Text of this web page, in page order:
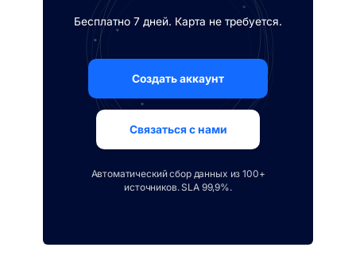
Бесплатно 7 дней. Карта не требуется.
Создать аккаунт
Связаться с нами
Автоматический сбор данных из 100+
источников. SLA 99,9%.